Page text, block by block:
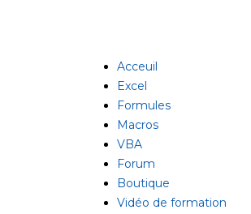
Acceuil
Excel
Formules
Macros
VBA
Forum
Boutique
Vidéo de formation